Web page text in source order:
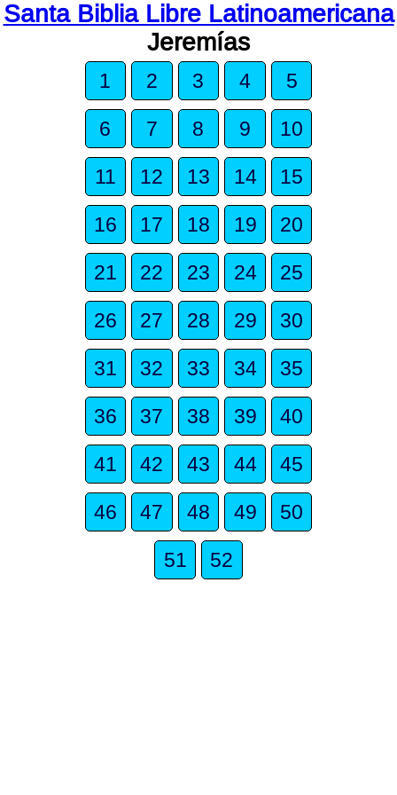
Santa Biblia Libre Latinoamericana
Jeremías
1 2 3 4 5
6 7 8 9 10
11 12 13 14 15
16 17 18 19 20
21 22 23 24 25
26 27 28 29 30
31 32 33 34 35
36 37 38 39 40
41 42 43 44 45
46 47 48 49 50
51 52